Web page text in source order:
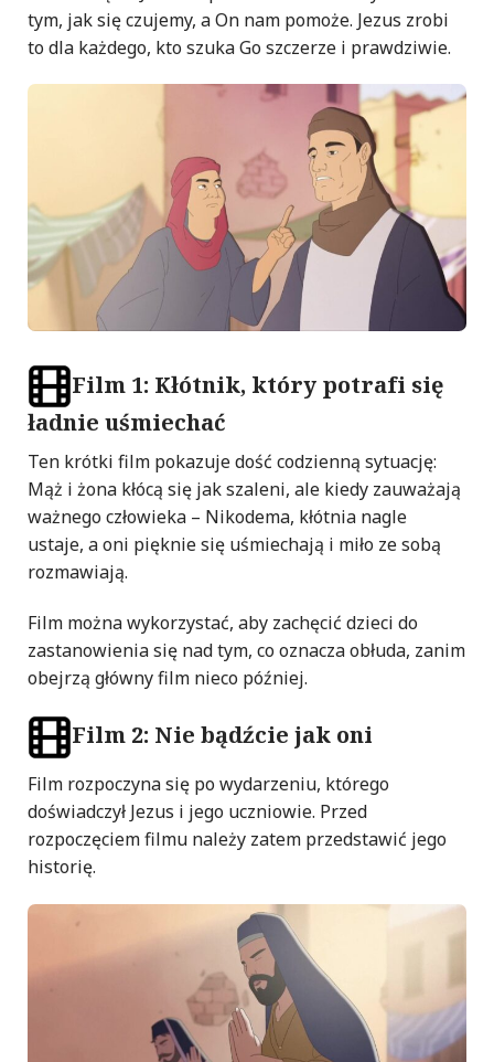
tym, jak się czujemy, a On nam pomoże. Jezus zrobi
to dla każdego, kto szuka Go szczerze i prawdziwie.
Film 1: Kłótnik, który potrafi się
ładnie uśmiechać
Ten krótki film pokazuje dość codzienną sytuację:
Mąż i żona kłócą się jak szaleni, ale kiedy zauważają
ważnego człowieka – Nikodema, kłótnia nagle
ustaje, a oni pięknie się uśmiechają i miło ze sobą
rozmawiają.
Film można wykorzystać, aby zachęcić dzieci do
zastanowienia się nad tym, co oznacza obłuda, zanim
obejrzą główny film nieco później.
Film 2: Nie bądźcie jak oni
Film rozpoczyna się po wydarzeniu, którego
doświadczył Jezus i jego uczniowie. Przed
rozpoczęciem filmu należy zatem przedstawić jego
historię.